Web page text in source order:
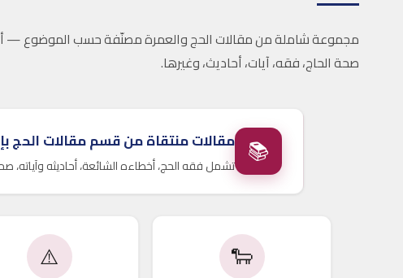
مجموعة شاملة من مقالات الحج والعمرة مصنّفة حسب الموضوع —
صحة الحاج، فقه، آيات، أحاديث، وغيرها.
📚 مقالات منتقاة من قسم مقالات الحج
تشمل فقه الحج، أخطاءه الشائعة، أحاديثه وآياته،
🐑
⚠️